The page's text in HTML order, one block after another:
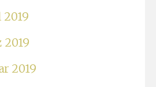
2019
2019